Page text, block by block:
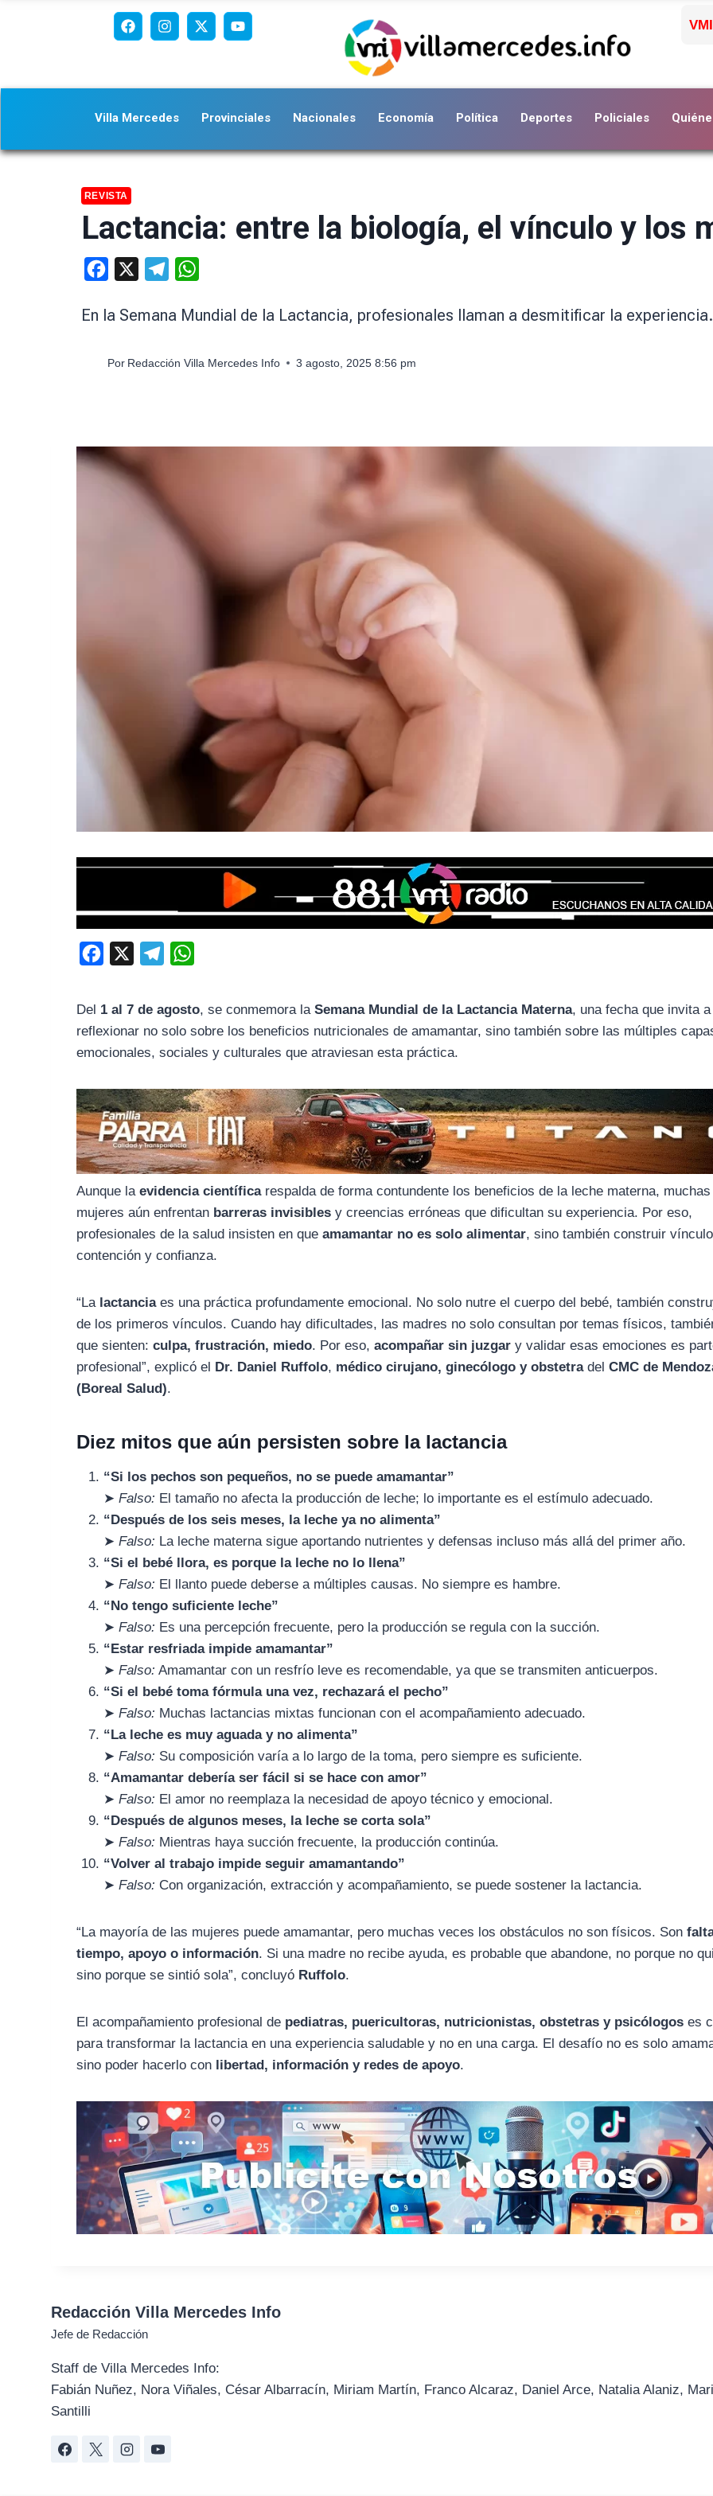
Villa Mercedes Provinciales Nacionales Economía Política Deportes Policiales
REVISTA
Lactancia: entre la biología, el vínculo y los
Facebook Telegram
En la Semana Mundial de la Lactancia, profesionales llaman a desmitificar la experiencia.
Por Redacción Villa Mercedes Info 3 agosto, 2025 8:56 pm
e
b
o
k
g
a
m
s
p
p
Del 1 al 7 de agosto, se conmemora laSemana Mundial de la Lactancia Materna, una fecha que invita a
reflexionar no solo sobre los beneficios nutricionales de amamantar, sino también sobre las múltiples
emocionales, sociales y culturales que atraviesan esta práctica.
Aunque laevidencia científicarespalda de forma contundente los beneficios de la leche materna, muchas
mujeres aún enfrentan barreras invisibles y creencias erróneas que dificultan su experiencia. Por eso,
profesionales de la salud insisten en queamamantar no es solo alimentar, sino también construir
contención y confianza.
“La lactanciaes una práctica profundamente emocional. No solo nutre el cuerpo del bebé, también
de los primeros vínculos. Cuando hay dificultades, las madres no solo consultan por temas físicos,
que sienten:culpa, frustración, miedo. Por eso,acompañar sin juzgar y validar esas emociones es
profesional”, explicó el Dr. Daniel Ruffolo, médico cirujano, ginecólogo y obstetradelCMC de
(Boreal Salud).
Diez mitos que aún persisten sobre la lactancia
“Si los pechos son pequeños, no se puede amamantar”
➤Falso: El tamaño no afecta la producción de leche; lo importante es el estímulo adecuado.
“Después de los seis meses, la leche ya no alimenta”
➤Falso: La leche materna sigue aportando nutrientes y defensas incluso más allá del primer año.
“Si el bebé llora, es porque la leche no lo llena”
➤Falso: El llanto puede deberse a múltiples causas. No siempre es hambre.
“No tengo suficiente leche”
➤Falso: Es una percepción frecuente, pero la producción se regula con la succión.
“Estar resfriada impide amamantar”
➤Falso: Amamantar con un resfrío leve es recomendable, ya que se transmiten anticuerpos.
“Si el bebé toma fórmula una vez, rechazará el pecho”
➤Falso: Muchas lactancias mixtas funcionan con el acompañamiento adecuado.
“La leche es muy aguada y no alimenta”
➤Falso: Su composición varía a lo largo de la toma, pero siempre es suficiente.
“Amamantar debería ser fácil si se hace con amor”
➤Falso: El amor no reemplaza la necesidad de apoyo técnico y emocional.
“Después de algunos meses, la leche se corta sola”
➤Falso: Mientras haya succión frecuente, la producción continúa.
“Volver al trabajo impide seguir amamantando”
➤Falso: Con organización, extracción y acompañamiento, se puede sostener la lactancia.
“La mayoría de las mujeres puede amamantar, pero muchas veces los obstáculos no son físicos. Son
tiempo, apoyo o información. Si una madre no recibe ayuda, es probable que abandone, no porque no
sino porque se sintió sola”, concluyó Ruffolo.
El acompañamiento profesional de pediatras, puericultoras, nutricionistas, obstetras y psicólogos es
para transformar la lactancia en una experiencia saludable y no en una carga. El desafío no es solo
sino poder hacerlo con libertad, información y redes de apoyo.
Redacción Villa Mercedes Info
Jefe de Redacción
Staff de Villa Mercedes Info:
Fabián Nuñez, Nora Viñales, César Albarracín, Miriam Martín, Franco Alcaraz, Daniel Arce, Natalia Alaniz,
Santilli